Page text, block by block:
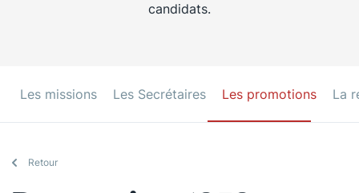
candidats.
Les missions Les Secrétaires Les promotions La
Retour